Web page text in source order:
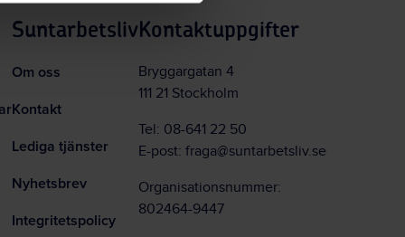
Suntarbetsliv
Om oss
Kontakt
Lediga tjänster
Nyhetsbrev
Integritetspolicy
Kontaktuppgifter
Bryggargatan 4
111 21 Stockholm
Tel: 08-641 22 50
E-post: fraga@suntarbetsliv.se
Organisationsnummer:
802464-9447